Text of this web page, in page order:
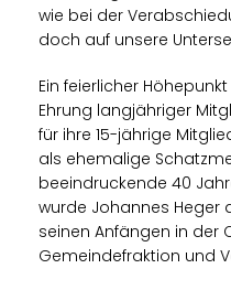
wie bei der
doch auf unsere
Ein feierlicher
Ehrung langjähriger
für ihre 15-jährige
als ehemalige
beeindruckende 40
wurde Johannes Heger
seinen Anfängen in der
Gemeindefraktion und